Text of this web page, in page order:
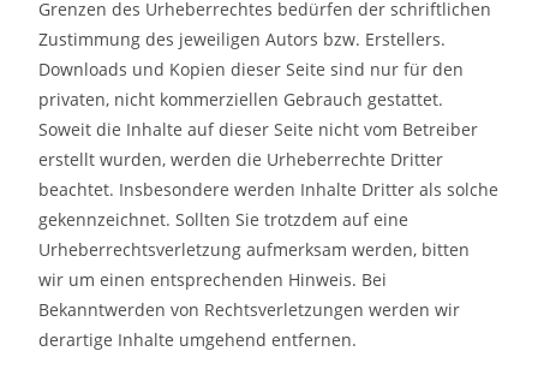
Grenzen des Urheberrechtes bedürfen der schriftlichen
Zustimmung des jeweiligen Autors bzw. Erstellers.
Downloads und Kopien dieser Seite sind nur für den
privaten, nicht kommerziellen Gebrauch gestattet.
Soweit die Inhalte auf dieser Seite nicht vom Betreiber
erstellt wurden, werden die Urheberrechte Dritter
beachtet. Insbesondere werden Inhalte Dritter als solche
gekennzeichnet. Sollten Sie trotzdem auf eine
Urheberrechtsverletzung aufmerksam werden, bitten
wir um einen entsprechenden Hinweis. Bei
Bekanntwerden von Rechtsverletzungen werden wir
derartige Inhalte umgehend entfernen.